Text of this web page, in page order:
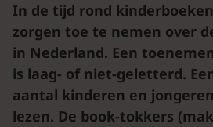
In de tijd rond
zorgen toe te nemen over
in Nederland. Een
is laag- of niet-geletterd.
aantal kinderen en
lezen. De book-tokkers